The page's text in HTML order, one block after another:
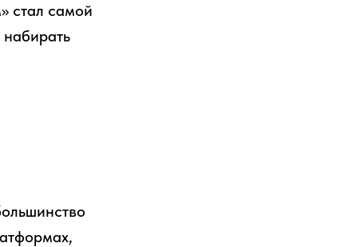
стал самой